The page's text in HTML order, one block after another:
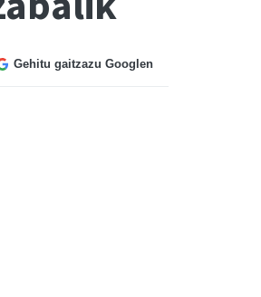
Gehitu gaitzazu Googlen